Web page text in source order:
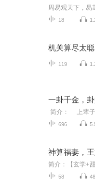
18
机关算尽太
119
一卦千金，
696
神算福妻，
58